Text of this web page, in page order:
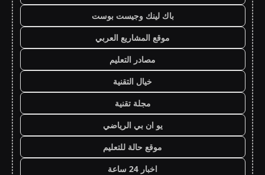
باك لينك وجيست بوست
موقع المشاريع العربي
مصادر التعليم
خيال التقنية
مجلة تقنية
يو ان بي الرياضي
موقع حالة للتعليم
اخبار 24 ساعة